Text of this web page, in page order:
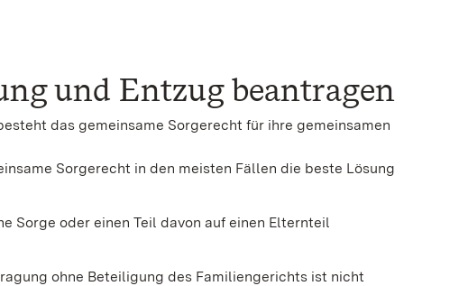
und Entzug beantragen
das gemeinsame Sorgerecht für ihre gemeinsamen
Sorgerecht in den meisten Fällen die beste Lösung
Sorge oder einen Teil davon auf einen Elternteil
ohne Beteiligung des Familiengerichts ist nicht